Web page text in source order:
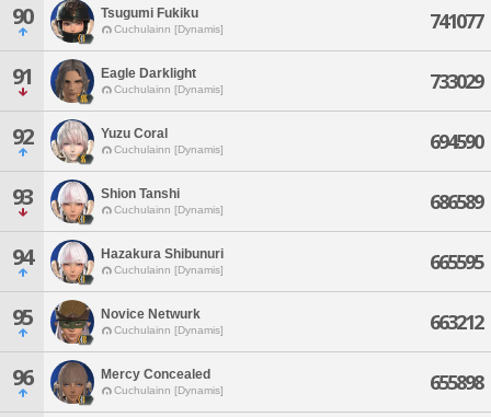
90 Tsugumi Fukiku
Cuchulainn [Dynamis] 741077
91 Eagle Darklight
Cuchulainn [Dynamis] 733029
92 Yuzu Coral
Cuchulainn [Dynamis] 694590
93 Shion Tanshi
Cuchulainn [Dynamis] 686589
94 Hazakura Shibunuri
Cuchulainn [Dynamis] 665595
95 Novice Netwurk
Cuchulainn [Dynamis] 663212
96 Mercy Concealed
Cuchulainn [Dynamis] 655898